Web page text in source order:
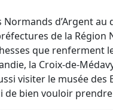
d’Argent
de la
que renferment
la Croix-de-
visiter le musée des
bien vouloir